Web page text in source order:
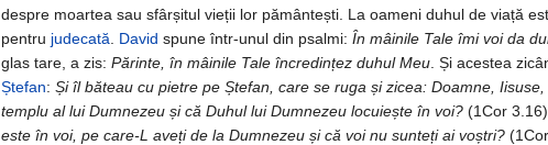
despre moartea sau sfârșitul vieții lor pământești. La oameni duhul de viață
pentru judecată David spune într-unul din psalmi:În mâinile Tale îmi voi da
glas tare, a zis:Părinte, în mâinile Tale încredințez duhul Meu . Și acestea
Ștefan:Și îl băteau cu pietre pe Ștefan, care se ruga și zicea: Doamne,
templu al lui Dumnezeu și că Duhul lui Dumnezeu locuiește în voi? (1Cor
este în voi, pe care-L aveți de la Dumnezeu și că voi nu sunteți ai voștri?